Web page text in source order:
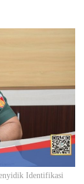
Identifikasi